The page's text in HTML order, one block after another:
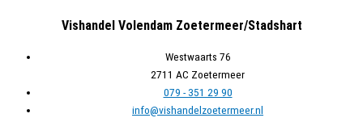
€21,00
meerdere
Deze
optie
kan
gekozen
Vishandel Volendam Zoetermeer/Stadshart
Westwaarts 76
2711 AC Zoetermeer
079 - 351 29 90
info@vishandelzoetermeer.nl